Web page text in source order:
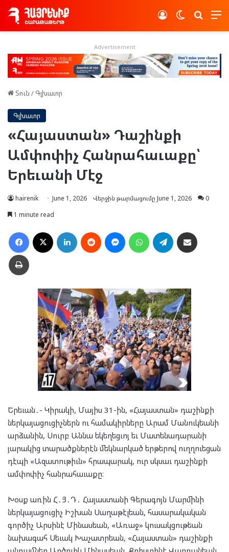
Switch skin
Log In
Advertisement
Տուն / Գլխաւոր
Գլխաւոր
«Հայաստան» Դաշինքի
Ամփոփիչ Հանրահաւաքը՝
Երեւանի Մէջ
hairenik June 1, 2026 Վերջին թարմացումը June 1, 2026
0
1 minute read
Facebook LinkedIn Reddit MessengerWhatsAppTelegram
Տպել
Երեւան․- Կիրակի, Մայիս 31-ին, «Հայաստան» դաշինքի
ներկայացուցիչներն ու համակիրները Արամ Մանուկեանի
արձանին, Սուրբ Աննա եկեղեցւոյ եւ Մատենադարանի
յարակից տարածքներէն մեկնարկած երթերով ուղղուեցան
դէպի «Ազատութիւն» հրապարակ, ուր սկսաւ դաշինքի
ամփոփիչ հանրահաւաքը։
Խօսք առին Հ․Յ․Դ․ Հայաստանի Գերագոյն Մարմինի
ներկայացուցիչ Իշխան Սաղաթէլեան, հասարակական
գործիչ Արսինէ Մինասեան, «Առաջ» կուսակցութեան
նախագահ Սեւակ Խաչատրեան, «Հայաստան» դաշինքի